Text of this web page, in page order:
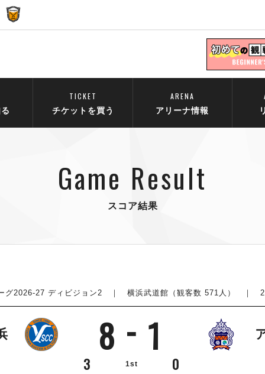
TICKET
チケットを買う
ARENA
アリーナ情報
Game Result
スコア結果
グ2026-27 ディビジョン2 ｜ 横浜武道館（観客数 571人） ｜
8 1
3 1st
0